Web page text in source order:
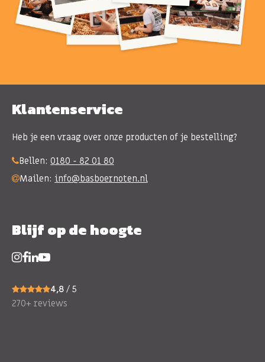
Klantenservice
Heb je een vraag over onze producten of je bestelling?
Bellen: 0180 - 82 01 80
Mailen: info@basboernoten.nl
Blijf op de hoogte
4,8 / 5
270+ reviews